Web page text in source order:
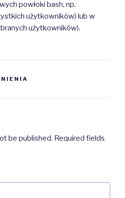
powłoki bash, np.
użytkowników) lub w
użytkowników).
be published. Required fields